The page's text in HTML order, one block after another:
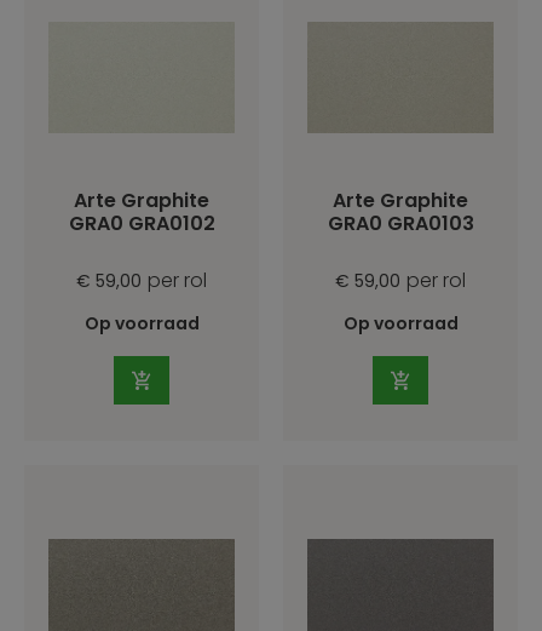
Arte Graphite
GRA0 GRA0102
€ 59,00 per rol
Op voorraad
Arte Graphite
GRA0 GRA0103
€ 59,00 per rol
Op voorraad